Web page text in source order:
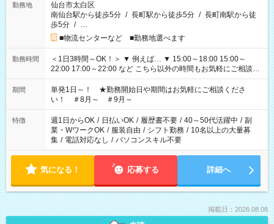
勤務地
仙台市太白区
南仙台駅から徒歩5分 / 長町駅から徒歩5分 / 長町南駅から徒
歩5分 / …
■物流センターなど ■勤務地選べます
勤務時間
＜1日3時間～OK！＞ ▼ 例えば… ▼ 15:00～18:00 15:00～
22:00 17:00～22:00 など こちら以外の時間もお気軽にご相談く
ださい！
期間
単発1日～！ ★勤務開始日や期間はお気軽にご相談くださ
い！ ＃8月～ ＃9月～
特徴 週1日からOK / 日払いOK / 履歴書不要 / 40～50代活躍中 / 副
業・WワークOK / 服装自由 / シフト勤務 / 10名以上の大量募
集 / 電話対応なし / パソコンスキル不要
気になる！ 応募する 詳細へ
掲載日：2026.08.08